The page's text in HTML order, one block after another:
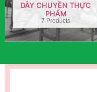
DÂY CHUYỀN THỰC
PHẨM
7 Products